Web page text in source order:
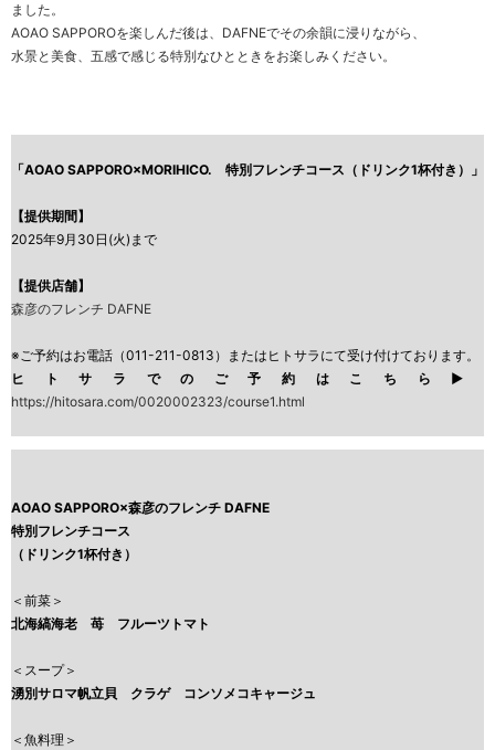
ました。
AOAO SAPPOROを楽しんだ後は、DAFNEでその余韻に浸りながら、
水景と美食、五感で感じる特別なひとときをお楽しみください。
「AOAO SAPPORO×MORIHICO. 特別フレンチコース（ドリンク1杯付き）」
【提供期間】
2025年9月30日(火)まで
【提供店舗】
森彦のフレンチ DAFNE
※ご予約はお電話（011-211-0813）またはヒトサラにて受け付けております。
ヒトサラでのご予約はこちら▶︎
https://hitosara.com/0020002323/course1.html
AOAO SAPPORO×森彦のフレンチ DAFNE
特別フレンチコース
（ドリンク1杯付き）
＜前菜＞
北海縞海老 苺 フルーツトマト
＜スープ＞
湧別サロマ帆立貝 クラゲ コンソメコキャージュ
＜魚料理＞